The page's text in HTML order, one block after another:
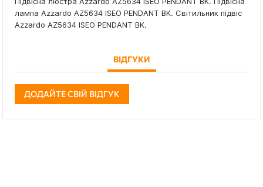
лампа Azzardo AZ5634 ISEO PENDANT BK. Світильник підвіс
Azzardo AZ5634 ISEO PENDANT BK.
ВІДГУКИ
ДОДАЙТЕ СВІЙ ВІДГУК